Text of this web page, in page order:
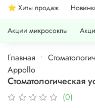
⭐ Хиты продаж
Акции микросокпы
Главная
Appollo
Стоматологическая
(0)